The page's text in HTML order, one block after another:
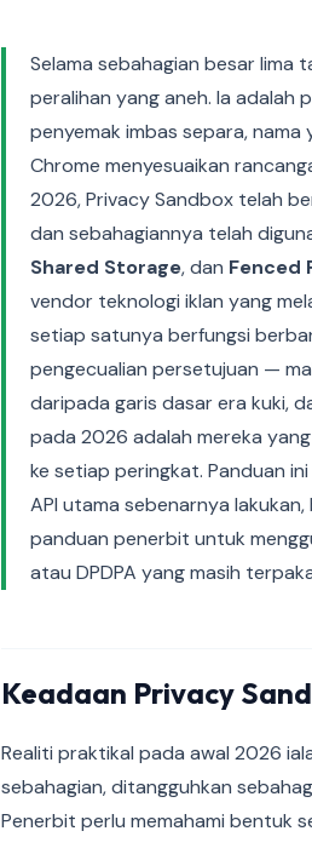
Selama sebahagian besar lima
peralihan yang aneh. Ia adalah
penyemak imbas separa,
Chrome menyesuaikan
2026, Privacy Sandbox telah
dan sebahagiannya telah
Shared Storage, dan Fenced
vendor teknologi iklan yang
setiap satunya berfungsi
pengecualian persetujuan —
daripada garis dasar era kuki,
pada 2026 adalah mereka
ke setiap peringkat. Panduan
API utama sebenarnya
panduan penerbit untuk
atau DPDPA yang masih
Keadaan Privacy
Realiti praktikal pada awal 2026
sebahagian, ditangguhkan
Penerbit perlu memahami bentuk